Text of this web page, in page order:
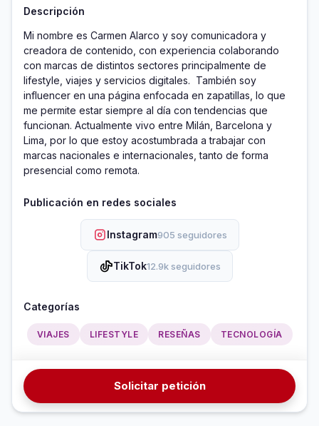
Descripción
Mi nombre es Carmen Alarco y soy comunicadora y
creadora de contenido, con experiencia colaborando
con marcas de distintos sectores principalmente de
lifestyle, viajes y servicios digitales.  También soy
influencer en una página enfocada en zapatillas, lo que
me permite estar siempre al día con tendencias que
funcionan. Actualmente vivo entre Milán, Barcelona y
Lima, por lo que estoy acostumbrada a trabajar con
marcas nacionales e internacionales, tanto de forma
presencial como remota.
Publicación en redes sociales
Instagram905 seguidores
TikTok12.9k seguidores
Categorías
VIAJES LIFESTYLE RESEÑAS TECNOLOGÍA
Solicitar petición